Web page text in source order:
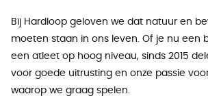
Bij Hardloop geloven we dat natuur en
moeten staan ​​in ons leven. Of je nu een
een atleet op hoog niveau, sinds 2015
voor goede uitrusting en onze passie
waarop we graag spelen.